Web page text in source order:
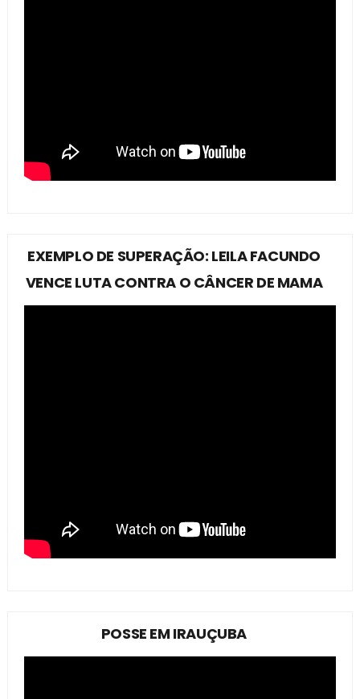
EXEMPLO DE SUPERAÇÃO: LEILA FACUNDO
VENCE LUTA CONTRA O CÂNCER DE MAMA
POSSE EM IRAUÇUBA